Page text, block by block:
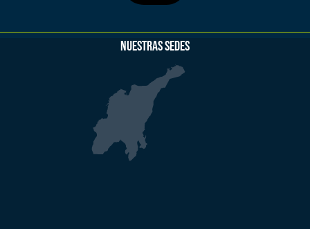
NUESTRAS SEDES